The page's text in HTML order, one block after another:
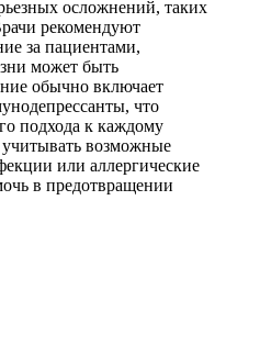
осложнений, таких
рекомендуют
за пациентами,
может быть
обычно включает
что
подхода к каждому
возможные
или аллергические
в предотвращении